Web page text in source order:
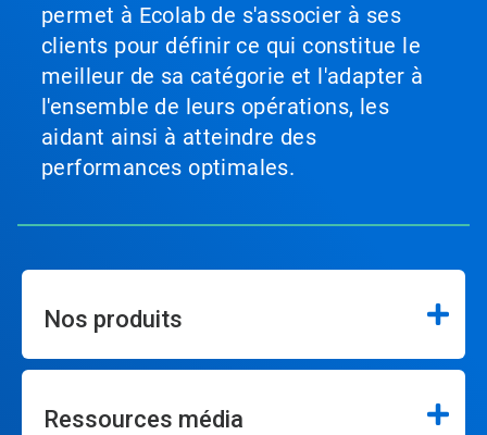
permet à Ecolab de s'associer à ses
clients pour définir ce qui constitue le
meilleur de sa catégorie et l'adapter à
l'ensemble de leurs opérations, les
aidant ainsi à atteindre des
performances optimales.
Nos produits
Ressources média